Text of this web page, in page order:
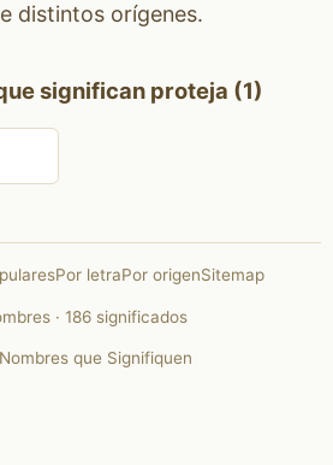
distintos orígenes.
significan proteja (1)
Por letraPor origenSitemap
· 186 significados
que Signifiquen